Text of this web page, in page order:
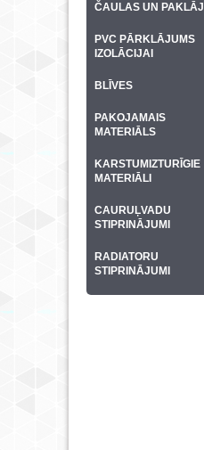
ČAULAS UN PAKLĀJI
PVC PĀRKLĀJUMS
IZOLĀCIJAI
BLĪVES
PAKOJAMAIS
MATERIĀLS
KARSTUMIZTURĪGIE
MATERIĀLI
CAURUĻVADU
STIPRINĀJUMI
RADIATORU
STIPRINĀJUMI